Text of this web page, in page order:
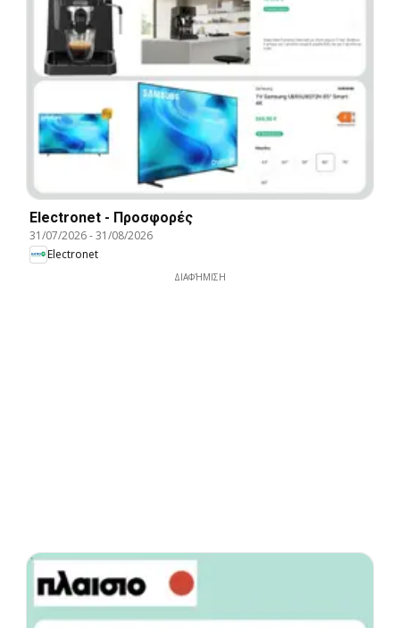
Electronet - Προσφορές
31/07/2026-31/08/2026
Electronet
ΔΙΑΦΉΜΙΣΗ